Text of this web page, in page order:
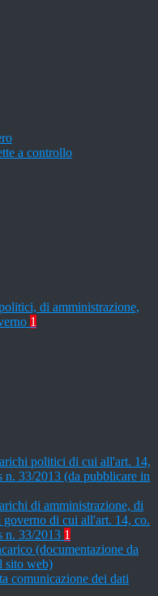
a controllo
di amministrazione,
1
politici di cui all'art. 14,
n. 33/2013 (da pubblicare in
di amministrazione, di
governo di cui all'art. 14, co.
n. 33/2013 1
(documentazione da
sito web)
comunicazione dei dati